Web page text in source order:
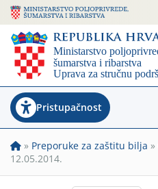
Pristupačnost
» Preporuke za zaštitu bilja »
12.05.2014.